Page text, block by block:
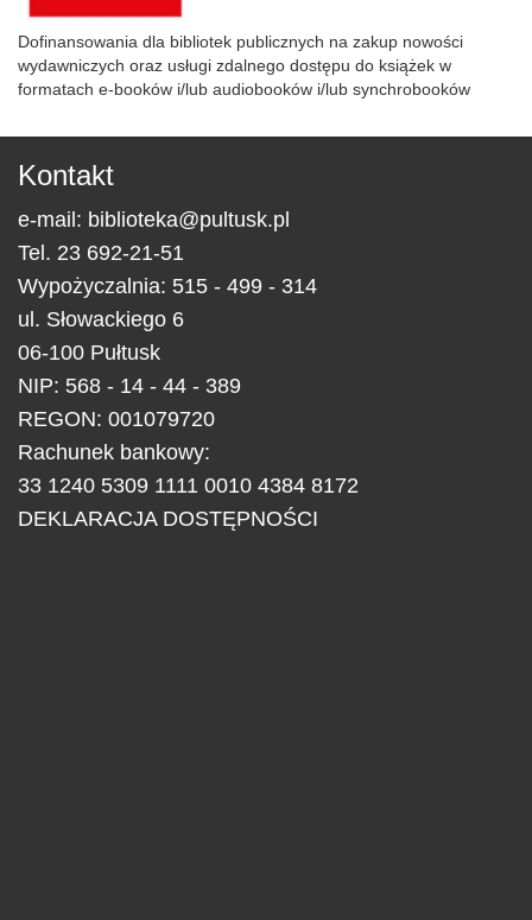
Dofinansowania dla bibliotek publicznych na zakup nowości
wydawniczych oraz usługi zdalnego dostępu do książek w
formatach e-booków i/lub audiobooków i/lub synchrobooków
Kontakt
e-mail: biblioteka@pultusk.pl
Tel. 23 692-21-51
Wypożyczalnia: 515 - 499 - 314
ul. Słowackiego 6
06-100 Pułtusk
NIP: 568 - 14 - 44 - 389
REGON: 001079720
Rachunek bankowy:
33 1240 5309 1111 0010 4384 8172
DEKLARACJA DOSTĘPNOŚCI